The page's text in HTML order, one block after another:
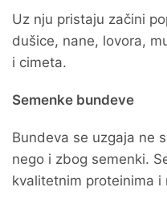
Uz nju pristaju začini
dušice, nane, lovora,
i cimeta.
Semenke bundeve
Bundeva se uzgaja ne
nego i zbog semenki.
kvalitetnim proteinima i